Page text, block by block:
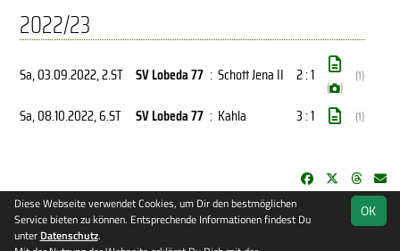
2022/23
Sa, 03.09.2022, 2.ST SV Lobeda 77 : Schott Jena II 2 : 1
( )
(1)
Sa, 08.10.2022, 6.ST SV Lobeda 77 : Kahla 3 : 1 (1)
soccero.de OK
Diese Webseite verwendet Cookies, um Dir den bestmöglichen
Service bieten zu können. Entsprechende Informationen findest Du
unter Datenschutz.